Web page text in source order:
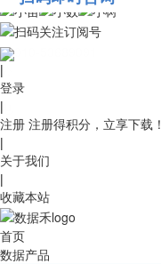
010-53689091
|
登录
|
注册 注册得积分，立享下载！
|
关于我们
|
收藏本站
首页
数据产品